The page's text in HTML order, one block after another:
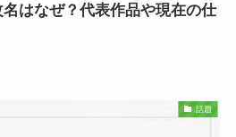
はなぜ？代表作品や現在の仕
話題